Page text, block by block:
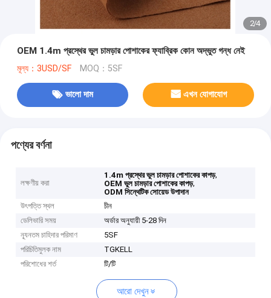
2/4
OEM 1.4m প্রস্থের ভুল চামড়ার পোশাকের ফ্যাব্রিক কোন অদ্ভুত গন্ধ নেই
মূল্য：3USD/SF MOQ：5SF
ভালো দাম এখন যোগাযোগ
পণ্যের বর্ণনা
লক্ষণীয় করা
1.4m প্রস্থের ভুল চামড়ার পোশাকের কাপড়,
OEM ভুল চামড়ার পোশাকের কাপড়,
ODM সিন্থেটিক সোয়েড উপাদান
উৎপত্তি স্থল
চীন
ডেলিভারি সময়
অর্ডার অনুযায়ী 5-28 দিন
ন্যূনতম চাহিদার পরিমাণ
5SF
পরিচিতিমুলক নাম
TGKELL
পরিশোধের শর্ত
টি/টি
আরো দেখুন